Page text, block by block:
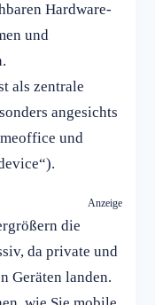
Hardware-
und
als zentrale
angesichts
und
Anzeige
die
da private und
Geräten landen.